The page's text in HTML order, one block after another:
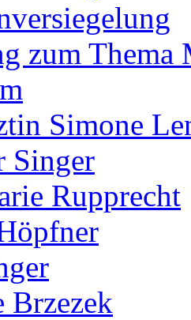
zum Thema
Simone
Singer
Rupprecht
Brzezek